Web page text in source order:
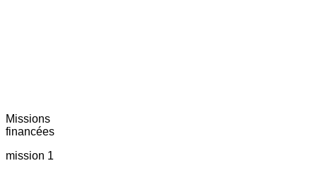
Missions
financées
mission 1